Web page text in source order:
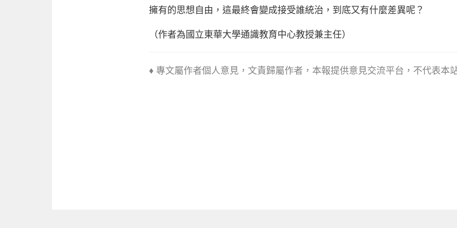
擁有的思想自由，這最終會變成接受誰統治，到底又有什麼差異呢？
（作者為國立東華大學通識教育中心教授兼主任）
♦ 專文屬作者個人意見，文責歸屬作者，本報提供意見交流平台，不代表本